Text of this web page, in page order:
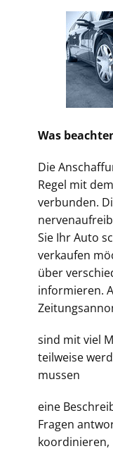
Was
Die
Regel mit
verbunden.
Sie Ihr Auto
verkaufen
über
informieren.
sind mit viel
teilweise
mussen
eine
Fragen